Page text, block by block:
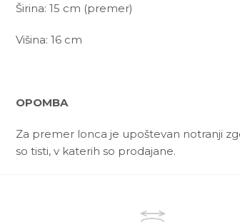
Širina: 15 cm (premer)
Višina: 16 cm
OPOMBA
Za premer lonca je upoštevan notranji
so tisti, v katerih so prodajane.